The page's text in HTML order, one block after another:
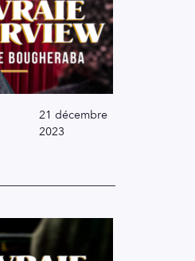
21 décembre
2023